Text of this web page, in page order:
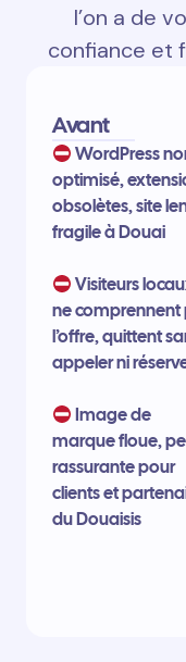
l’on a de
confiance et
Avant
WordPress
optimisé,
obsolètes, site
fragile à Douai
Visiteurs
ne comprennent
l’offre, quittent
appeler ni
Image de
marque floue,
rassurante pour
clients et
du Douaisis